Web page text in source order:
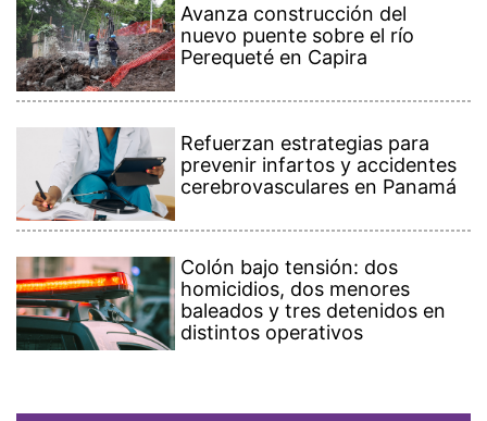
Avanza construcción del
nuevo puente sobre el río
Perequeté en Capira
Refuerzan estrategias para
prevenir infartos y accidentes
cerebrovasculares en Panamá
Colón bajo tensión: dos
homicidios, dos menores
baleados y tres detenidos en
distintos operativos